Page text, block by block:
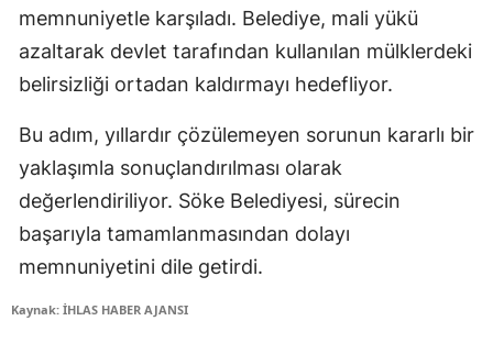
memnuniyetle karşıladı. Belediye, mali yükü
azaltarak devlet tarafından kullanılan mülklerdeki
belirsizliği ortadan kaldırmayı hedefliyor.
Bu adım, yıllardır çözülemeyen sorunun kararlı bir
yaklaşımla sonuçlandırılması olarak
değerlendiriliyor. Söke Belediyesi, sürecin
başarıyla tamamlanmasından dolayı
memnuniyetini dile getirdi.
Kaynak: İHLAS HABER AJANSI